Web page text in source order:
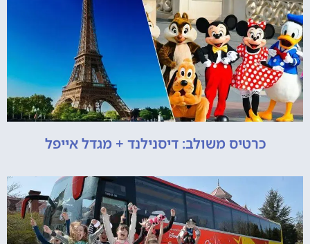
כרטיס משולב: דיסנילנד + מגדל אייפל